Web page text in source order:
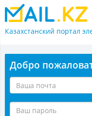
Казахстанский портал
Добро